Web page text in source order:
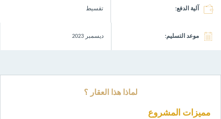
آلية الدفع: تقسيط
موعد التسليم: ديسمبر 2023
لماذا هذا العقار ؟
مميزات المشروع